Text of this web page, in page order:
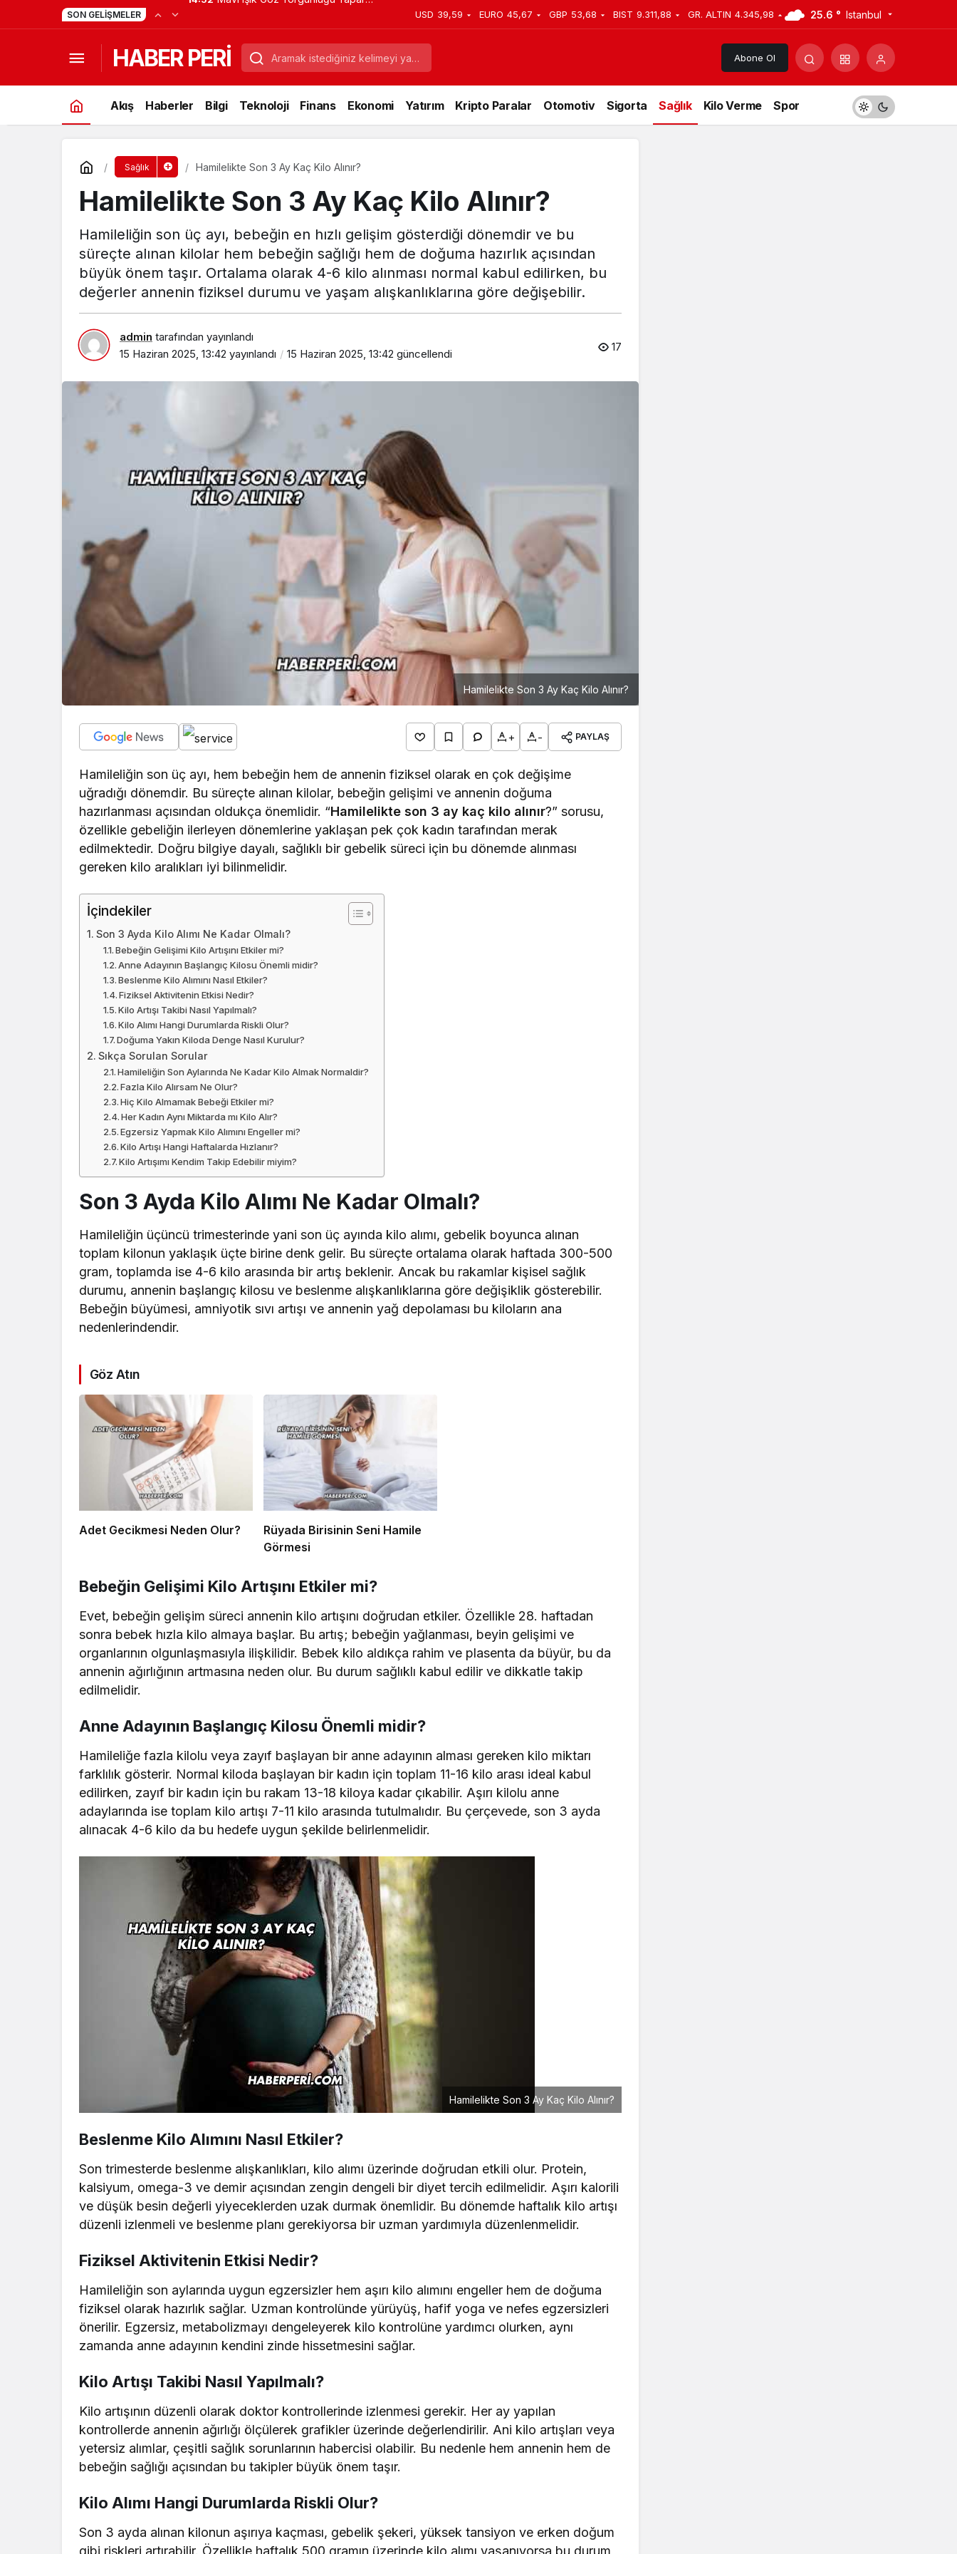
SON GELIŞMELER USD 39,59 EURO 45,67 GBP 53,68 BIST 9.311,88 GR. ALTIN 4.345,98 25.6 ° Istanbul
HABER PERİ Abone Ol
Akış Haberler Bilgi Teknoloji Finans Ekonomi Yatırım Kripto Paralar Otomotiv Sigorta Sağlık Kilo Verme Spor
Sağlık Hamilelikte Son 3 Ay Kaç Kilo Alınır?
Hamilelikte Son 3 Ay Kaç Kilo Alınır?
Hamileliğin son üç ayı, bebeğin en hızlı gelişim gösterdiği dönemdir ve bu
süreçte alınan kilolar hem bebeğin sağlığı hem de doğuma hazırlık açısından
büyük önem taşır. Ortalama olarak 4-6 kilo alınması normal kabul edilirken, bu
değerler annenin fiziksel durumu ve yaşam alışkanlıklarına göre değişebilir.
admin tarafından yayınlandı
15 Haziran 2025, 13:42 yayınlandı 15 Haziran 2025, 13:42 güncellendi 17
Hamilelikte Son 3 Ay Kaç Kilo Alınır?
+ - PAYLAŞ
Hamileliğin son üç ayı, hem bebeğin hem de annenin fiziksel olarak en çok değişime
uğradığı dönemdir. Bu süreçte alınan kilolar, bebeğin gelişimi ve annenin doğuma
hazırlanması açısından oldukça önemlidir. “Hamilelikte son 3 ay kaç kilo alınır?” sorusu,
özellikle gebeliğin ilerleyen dönemlerine yaklaşan pek çok kadın tarafından merak
edilmektedir. Doğru bilgiye dayalı, sağlıklı bir gebelik süreci için bu dönemde alınması
gereken kilo aralıkları iyi bilinmelidir.
İçindekiler
Son 3 Ayda Kilo Alımı Ne Kadar Olmalı?
Bebeğin Gelişimi Kilo Artışını Etkiler mi?
Anne Adayının Başlangıç Kilosu Önemli midir?
Beslenme Kilo Alımını Nasıl Etkiler?
Fiziksel Aktivitenin Etkisi Nedir?
Kilo Artışı Takibi Nasıl Yapılmalı?
Kilo Alımı Hangi Durumlarda Riskli Olur?
Doğuma Yakın Kiloda Denge Nasıl Kurulur?
Sıkça Sorulan Sorular
Hamileliğin Son Aylarında Ne Kadar Kilo Almak Normaldir?
Fazla Kilo Alırsam Ne Olur?
Hiç Kilo Almamak Bebeği Etkiler mi?
Her Kadın Aynı Miktarda mı Kilo Alır?
Egzersiz Yapmak Kilo Alımını Engeller mi?
Kilo Artışı Hangi Haftalarda Hızlanır?
Kilo Artışımı Kendim Takip Edebilir miyim?
Son 3 Ayda Kilo Alımı Ne Kadar Olmalı?
Hamileliğin üçüncü trimesterinde yani son üç ayında kilo alımı, gebelik boyunca alınan
toplam kilonun yaklaşık üçte birine denk gelir. Bu süreçte ortalama olarak haftada 300-500
gram, toplamda ise 4-6 kilo arasında bir artış beklenir. Ancak bu rakamlar kişisel sağlık
durumu, annenin başlangıç kilosu ve beslenme alışkanlıklarına göre değişiklik gösterebilir.
Bebeğin büyümesi, amniyotik sıvı artışı ve annenin yağ depolaması bu kiloların ana
nedenlerindendir.
Göz Atın
Adet Gecikmesi Neden Olur?
Rüyada Birisinin Seni Hamile
Görmesi
Bebeğin Gelişimi Kilo Artışını Etkiler mi?
Evet, bebeğin gelişim süreci annenin kilo artışını doğrudan etkiler. Özellikle 28. haftadan
sonra bebek hızla kilo almaya başlar. Bu artış; bebeğin yağlanması, beyin gelişimi ve
organlarının olgunlaşmasıyla ilişkilidir. Bebek kilo aldıkça rahim ve plasenta da büyür, bu da
annenin ağırlığının artmasına neden olur. Bu durum sağlıklı kabul edilir ve dikkatle takip
edilmelidir.
Anne Adayının Başlangıç Kilosu Önemli midir?
Hamileliğe fazla kilolu veya zayıf başlayan bir anne adayının alması gereken kilo miktarı
farklılık gösterir. Normal kiloda başlayan bir kadın için toplam 11-16 kilo arası ideal kabul
edilirken, zayıf bir kadın için bu rakam 13-18 kiloya kadar çıkabilir. Aşırı kilolu anne
adaylarında ise toplam kilo artışı 7-11 kilo arasında tutulmalıdır. Bu çerçevede, son 3 ayda
alınacak 4-6 kilo da bu hedefe uygun şekilde belirlenmelidir.
Hamilelikte Son 3 Ay Kaç Kilo Alınır?
Beslenme Kilo Alımını Nasıl Etkiler?
Son trimesterde beslenme alışkanlıkları, kilo alımı üzerinde doğrudan etkili olur. Protein,
kalsiyum, omega-3 ve demir açısından zengin dengeli bir diyet tercih edilmelidir. Aşırı kalorili
ve düşük besin değerli yiyeceklerden uzak durmak önemlidir. Bu dönemde haftalık kilo artışı
düzenli izlenmeli ve beslenme planı gerekiyorsa bir uzman yardımıyla düzenlenmelidir.
Fiziksel Aktivitenin Etkisi Nedir?
Hamileliğin son aylarında uygun egzersizler hem aşırı kilo alımını engeller hem de doğuma
fiziksel olarak hazırlık sağlar. Uzman kontrolünde yürüyüş, hafif yoga ve nefes egzersizleri
önerilir. Egzersiz, metabolizmayı dengeleyerek kilo kontrolüne yardımcı olurken, aynı
zamanda anne adayının kendini zinde hissetmesini sağlar.
Kilo Artışı Takibi Nasıl Yapılmalı?
Kilo artışının düzenli olarak doktor kontrollerinde izlenmesi gerekir. Her ay yapılan
kontrollerde annenin ağırlığı ölçülerek grafikler üzerinde değerlendirilir. Ani kilo artışları veya
yetersiz alımlar, çeşitli sağlık sorunlarının habercisi olabilir. Bu nedenle hem annenin hem de
bebeğin sağlığı açısından bu takipler büyük önem taşır.
Kilo Alımı Hangi Durumlarda Riskli Olur?
Son 3 ayda alınan kilonun aşırıya kaçması, gebelik şekeri, yüksek tansiyon ve erken doğum
gibi riskleri artırabilir. Özellikle haftalık 500 gramın üzerinde kilo alımı yaşanıyorsa bu durum